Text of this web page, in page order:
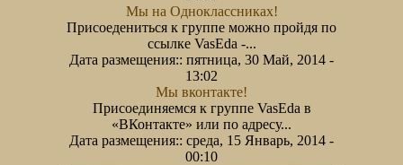
Мы на Одноклассниках!
Присоедениться к группе можно пройдя по
ссылке VasEda -...
Дата размещения:: пятница, 30 Май, 2014 -
13:02
Мы вконтакте!
Присоединяемся к группе VasEda в
«ВКонтакте» или по адресу...
Дата размещения:: среда, 15 Январь, 2014 -
00:10